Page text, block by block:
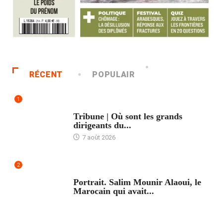
RÉCENT POPULAIR
1
Tribune | Où sont les grands
dirigeants du...
7 août 2026
2
Portrait. Salim Mounir Alaoui, le
Marocain qui avait...